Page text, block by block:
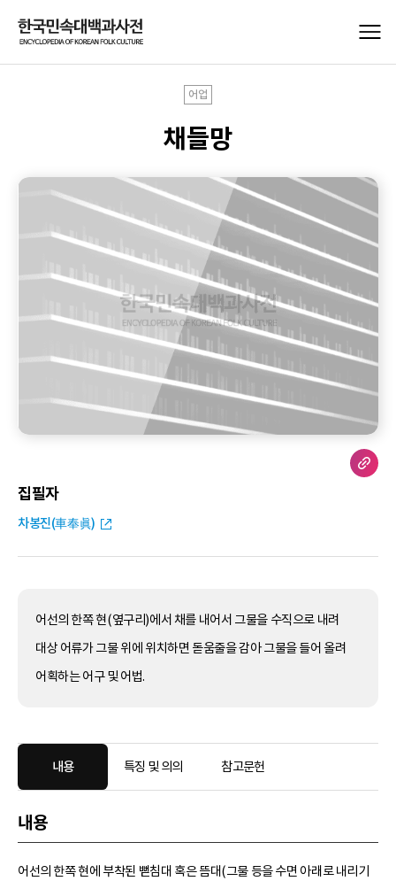
어업
채들망
집필자
차봉진(車奉眞)
어선의 한쪽 현(옆구리)에서 채를 내어서 그물을 수직으로 내려
대상 어류가 그물 위에 위치하면 돋움줄을 감아 그물을 들어 올려
어획하는 어구 및 어법.
내용 특징 및 의의 참고문헌
내용
어선의 한쪽 현에 부착된 뻗침대 혹은 뜸대(그물 등을 수면 아래로 내리기